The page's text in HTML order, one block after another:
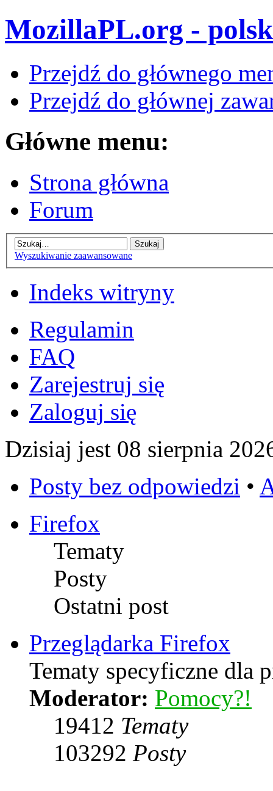
MozillaPL.org -
Przejdź do głównego
Przejdź do głównej
Główne menu:
Strona główna
Forum
Wyszukiwanie zaawansowane
Indeks witryny
Regulamin
FAQ
Zarejestruj się
Zaloguj się
Dzisiaj jest 08 sierpnia
Posty bez odpowiedzi •
Firefox
Tematy
Posty
Ostatni post
Przeglądarka Firefox
Tematy specyficzne dla
Moderator: Pomocy?!
19412 Tematy
103292 Posty